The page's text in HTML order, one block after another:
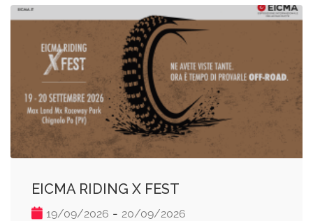
EICMA RIDING X FEST
19/09/2026 - 20/09/2026